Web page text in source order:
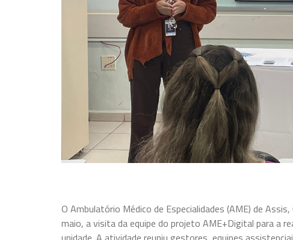
O Ambulatório Médico de Especialidades (AME) de
maio, a visita da equipe do projeto AME+Digital para a